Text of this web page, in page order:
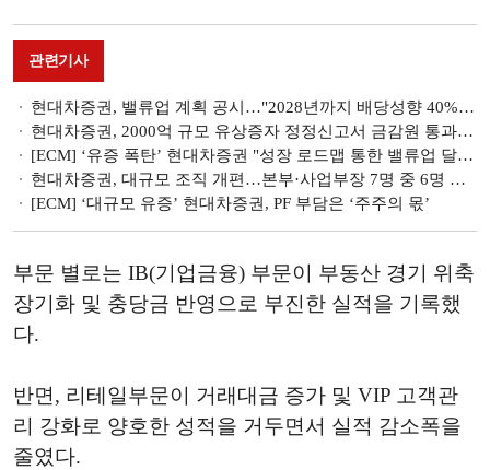
관련기사
현대차증권, 밸류업 계획 공시…"2028년까지 배당성향 40% 이상 달성 목표"
현대차증권, 2000억 규모 유상증자 정정신고서 금감원 통과…효력 발생
[ECM] ‘유증 폭탄’ 현대차증권 "성장 로드맵 통한 밸류업 달성할 것"
현대차증권, 대규모 조직 개편…본부·사업부장 7명 중 6명 교체
[ECM] ‘대규모 유증’ 현대차증권, PF 부담은 ‘주주의 몫’
부문 별로는 IB(기업금융) 부문이 부동산 경기 위축
장기화 및 충당금 반영으로 부진한 실적을 기록했
다.
반면, 리테일부문이 거래대금 증가 및 VIP 고객관
리 강화로 양호한 성적을 거두면서 실적 감소폭을
줄였다.